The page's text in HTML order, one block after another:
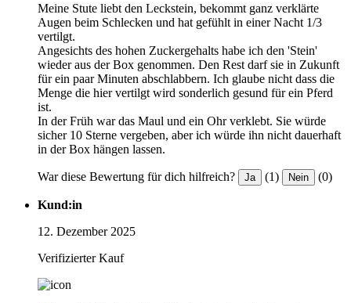
Meine Stute liebt den Leckstein, bekommt ganz verklärte
Augen beim Schlecken und hat gefühlt in einer Nacht 1/3
vertilgt.
Angesichts des hohen Zuckergehalts habe ich den 'Stein'
wieder aus der Box genommen. Den Rest darf sie in Zukunft
für ein paar Minuten abschlabbern. Ich glaube nicht dass die
Menge die hier vertilgt wird sonderlich gesund für ein Pferd
ist.
In der Früh war das Maul und ein Ohr verklebt. Sie würde
sicher 10 Sterne vergeben, aber ich würde ihn nicht dauerhaft
in der Box hängen lassen.
War diese Bewertung für dich hilfreich? Ja (1) Nein (0)
Kund:in
12. Dezember 2025
Verifizierter Kauf